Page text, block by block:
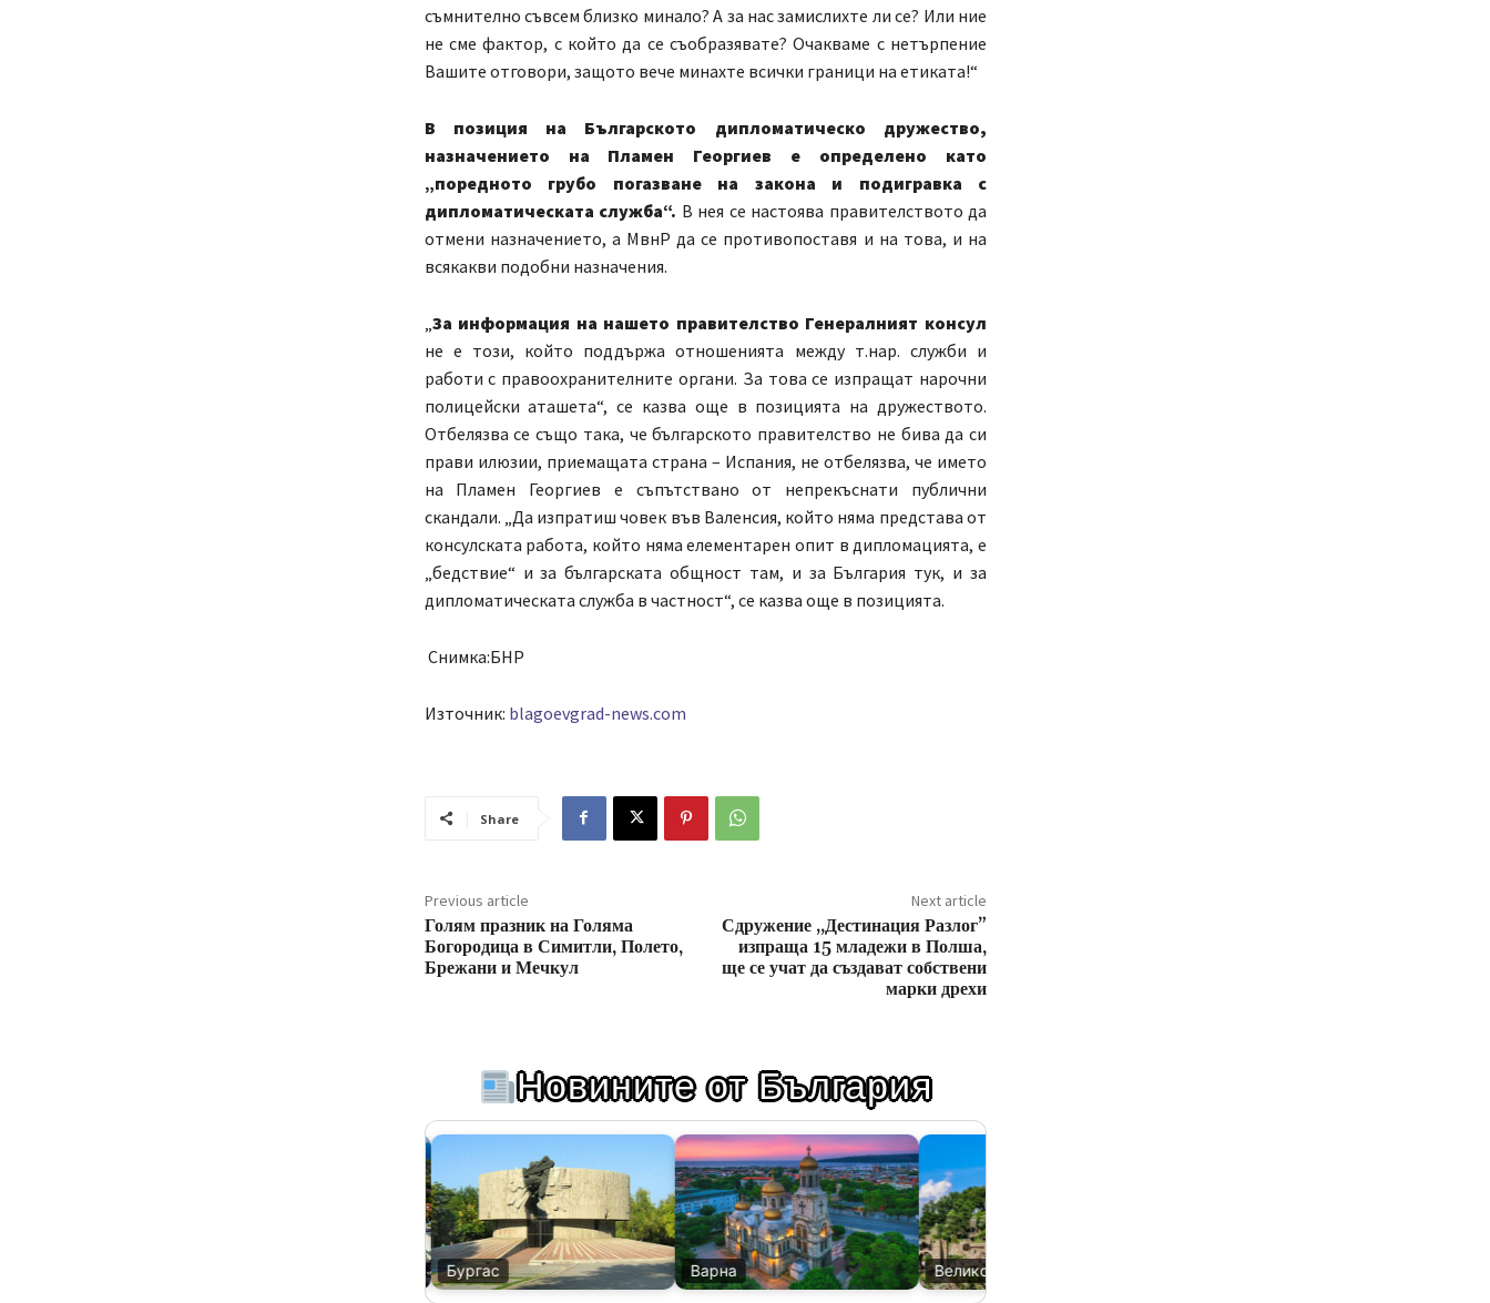
съмнително съвсем близко минало? А за нас замислихте ли се? Или ние
не сме фактор, с който да се съобразявате? Очакваме с нетърпение
Вашите отговори, защото вече минахте всички граници на етиката!“
В позиция на Българското дипломатическо дружество,
назначението на Пламен Георгиев е определено като
„поредното грубо погазване на закона и подигравка с
дипломатическата служба“. В нея се настоява правителството да
отмени назначението, а МвнР да се противопоставя и на това, и на
всякакви подобни назначения.
За информация на нашето правителство Генералният консул
не е този, който поддържа отношенията между т.нар. служби и
работи с правоохранителните органи. За това се изпращат нарочни
полицейски аташета“, се казва още в позицията на дружеството.
Отбелязва се също така, че българското правителство не бива да си
прави илюзии, приемащата страна – Испания, не отбелязва, че името
на Пламен Георгиев е съпътствано от непрекъснати публични
скандали. „Да изпратиш човек във Валенсия, който няма представа от
консулската работа, който няма елементарен опит в дипломацията, е
„бедствие“ и за българската общност там, и за България тук, и за
дипломатическата служба в частност“, се казва още в позицията.
Снимка:БНР
Източник: blagoevgrad-news.com
Share
Previous article
Голям празник на Голяма
Богородица в Симитли, Полето,
Брежани и Мечкул
Next article
Сдружение „Дестинация Разлог”
изпраща 15 младежи в Полша,
ще се учат да създават собствени
марки дрехи
Новините от България
Бургас Варна Велико Търново